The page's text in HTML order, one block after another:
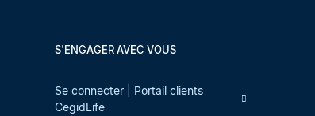
S'ENGAGER AVEC VOUS
Se connecter | Portail clients
CegidLife